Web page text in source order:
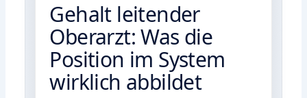
Gehalt leitender
Oberarzt: Was die
Position im System
wirklich abbildet